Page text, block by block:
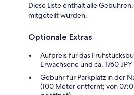
Diese Liste enthält alle
mitgeteilt wurden.
Optionale Extras
Aufpreis für das
Erwachsene und ca. 1760
Gebühr für Parkplatz in der
(100 Meter entfernt; von